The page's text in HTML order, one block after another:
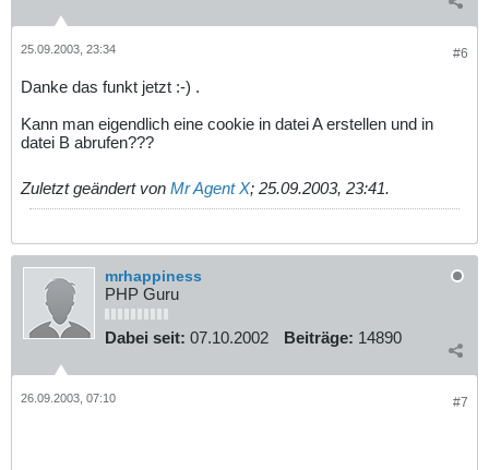
#6
25.09.2003, 23:34
Danke das funkt jetzt :-) .
Kann man eigendlich eine cookie in datei A erstellen und in
datei B abrufen???
Zuletzt geändert von Mr Agent X; 25.09.2003, 23:41.
mrhappiness
PHP Guru
Dabei seit: 07.10.2002 Beiträge: 14890
#7
26.09.2003, 07:10